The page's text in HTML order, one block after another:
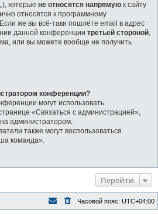
которые не относятся напрямую к сайту
относятся к программному
же вы всё-таки пошлёте email в адрес
данной конференции третьей стороной,
или вы можете вообще не получить
конференции?
могут использовать
«Связаться с администрацией»,
администратором.
также могут воспользоваться
команда».
Перейти
Часовой пояс: UTC+04:00